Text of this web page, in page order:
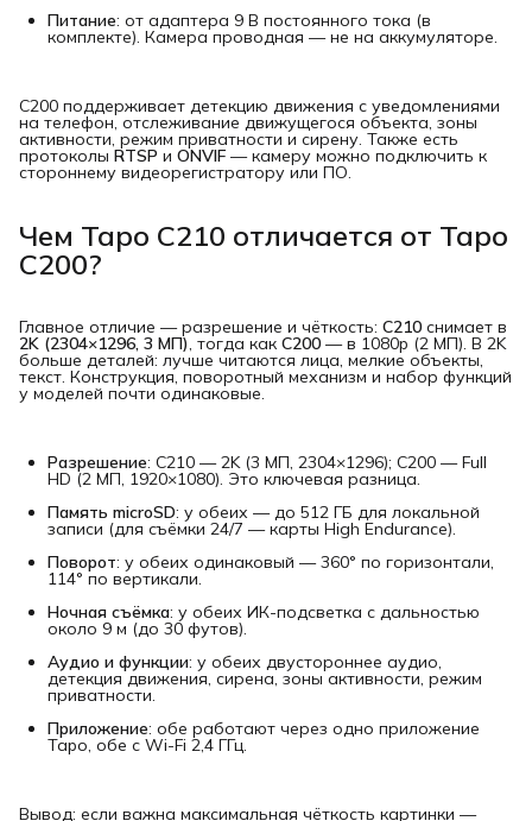
Питание: от адаптера 9 В постоянного тока (в
комплекте). Камера проводная — не на аккумуляторе.
C200 поддерживает детекцию движения с уведомлениями
на телефон, отслеживание движущегося объекта, зоны
активности, режим приватности и сирену. Также есть
протоколы RTSP и ONVIF — камеру можно подключить к
стороннему видеорегистратору или ПО.
Чем Tapo C210 отличается от Tapo
C200?
Главное отличие — разрешение и чёткость: C210 снимает в
2K (2304×1296, 3 МП), тогда как C200 — в 1080p (2 МП). В 2K
больше деталей: лучше читаются лица, мелкие объекты,
текст. Конструкция, поворотный механизм и набор функций
у моделей почти одинаковые.
Разрешение: C210 — 2K (3 МП, 2304×1296); C200 — Full
HD (2 МП, 1920×1080). Это ключевая разница.
Память microSD: у обеих — до 512 ГБ для локальной
записи (для съёмки 24/7 — карты High Endurance).
Поворот: у обеих одинаковый — 360° по горизонтали,
114° по вертикали.
Ночная съёмка: у обеих ИК-подсветка с дальностью
около 9 м (до 30 футов).
Аудио и функции: у обеих двустороннее аудио,
детекция движения, сирена, зоны активности, режим
приватности.
Приложение: обе работают через одно приложение
Tapo, обе с Wi-Fi 2,4 ГГц.
Вывод: если важна максимальная чёткость картинки —